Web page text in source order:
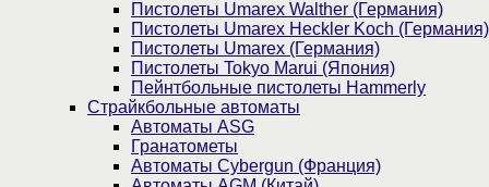
Пистолеты Umarex Walther (Германия)
Пистолеты Umarex Heckler Koch (Германия)
Пистолеты Umarex (Германия)
Пистолеты Tokyo Marui (Япония)
Пейнтбольные пистолеты Hammerly
Страйкбольные автоматы
Автоматы ASG
Гранатометы
Автоматы Cybergun (Франция)